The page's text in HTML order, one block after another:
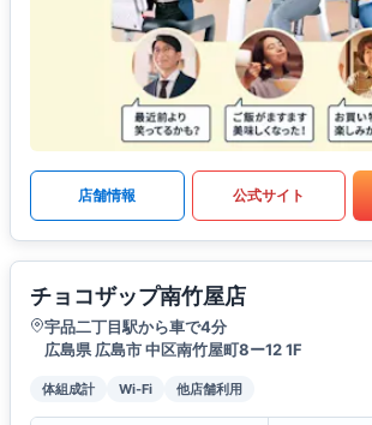
店舗情報 公式サイト
チョコザップ南竹屋店
宇品二丁目駅から車で4分
広島県 広島市 中区南竹屋町8ー12 1F
体組成計 Wi-Fi 他店舗利用